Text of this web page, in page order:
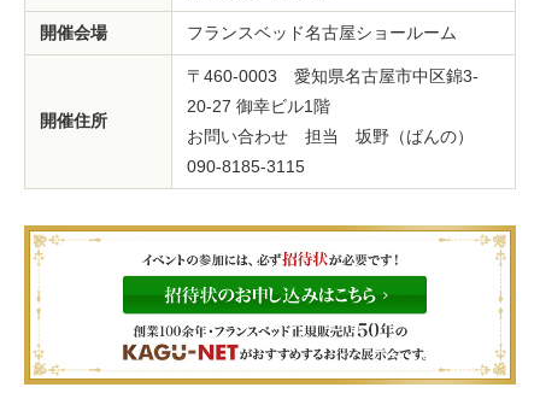
開催会場 フランスベッド名古屋ショールーム
開催住所
〒460-0003 愛知県名古屋市中区錦3-
20-27 御幸ビル1階
お問い合わせ 担当 坂野（ばんの）
090-8185-3115